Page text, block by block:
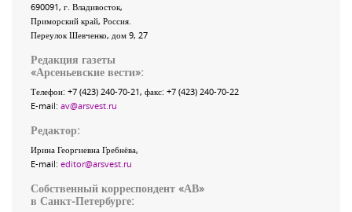
690091, г. Владивосток,
Приморский край, Россия
Переулок Шевченко, дом 9, 27
Редакция газеты
«Арсеньевские вести»:
Телефон: +7 (423) 240-70-21, факс: +7 (423) 240-70-22
E-mail: av@arsvest.ru
Редактор:
Ирина Георгиевна Гребнёва,
E-mail: editor@arsvest.ru
Собственный корреспондент «АВ»
в Санкт-Петербурге: